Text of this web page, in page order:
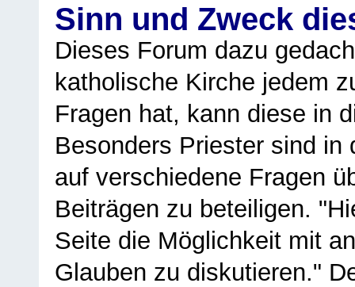
Sinn und Zweck
Dieses Forum dazu
katholische Kirche jedem
Fragen hat, kann diese in
Besonders Priester sind in
auf verschiedene Fragen
Beiträgen zu beteiligen.
Seite die Möglichkeit mit
Glauben zu diskutieren."